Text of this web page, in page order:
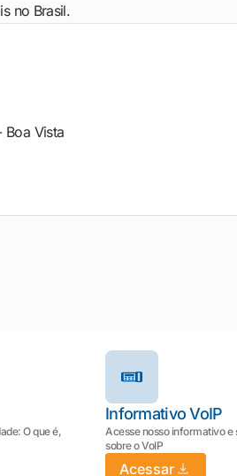
no Brasil.
Boa Vista
O que é,
Informativo VoIP
Acesse nosso informativo e
sobre o VoIP
Acessar